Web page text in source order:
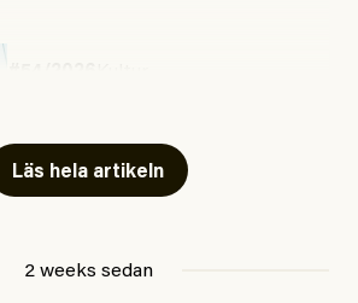
Läs hela artikeln
2 weeks sedan